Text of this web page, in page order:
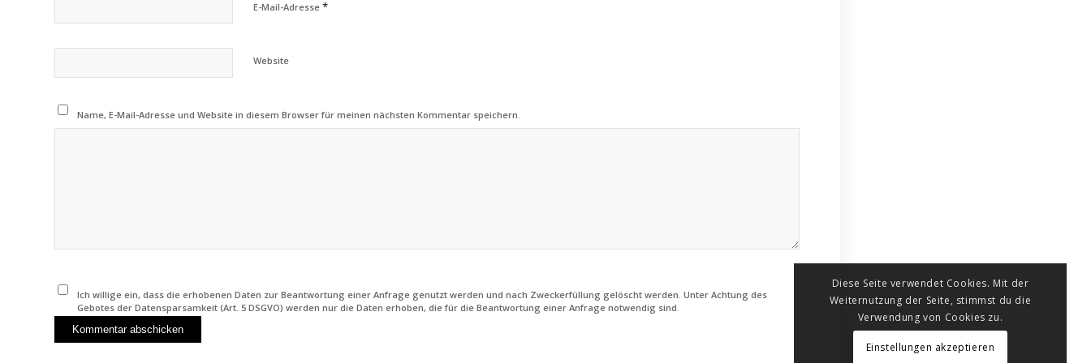
E-Mail-Adresse *
Website
Name, E-Mail-Adresse und Website in diesem Browser für meinen nächsten Kommentar speichern.
Ich willige ein, dass die erhobenen Daten zur Beantwortung einer Anfrage genutzt werden und nach Zweckerfüllung gelöscht werden. Unter Achtung des
Gebotes der Datensparsamkeit (Art. 5 DSGVO) werden nur die Daten erhoben, die für die Beantwortung einer Anfrage notwendig sind.
Diese Seite verwendet Cookies. Mit der
Weiternutzung der Seite, stimmst du die
Verwendung von Cookies zu.
Einstellungen akzeptieren